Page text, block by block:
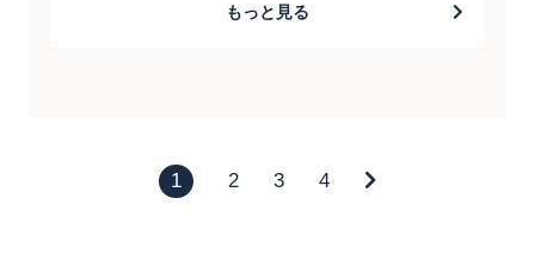
もっと見る
1 2 3 4